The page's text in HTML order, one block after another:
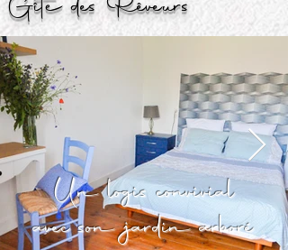
Un logis convivial
avec son jardin arboré